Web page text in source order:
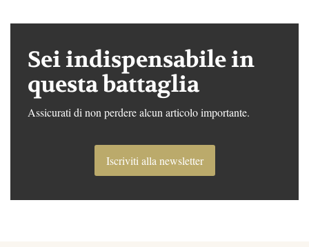
Sei indispensabile in
questa battaglia
Assicurati di non perdere alcun articolo importante.
Iscriviti alla newsletter